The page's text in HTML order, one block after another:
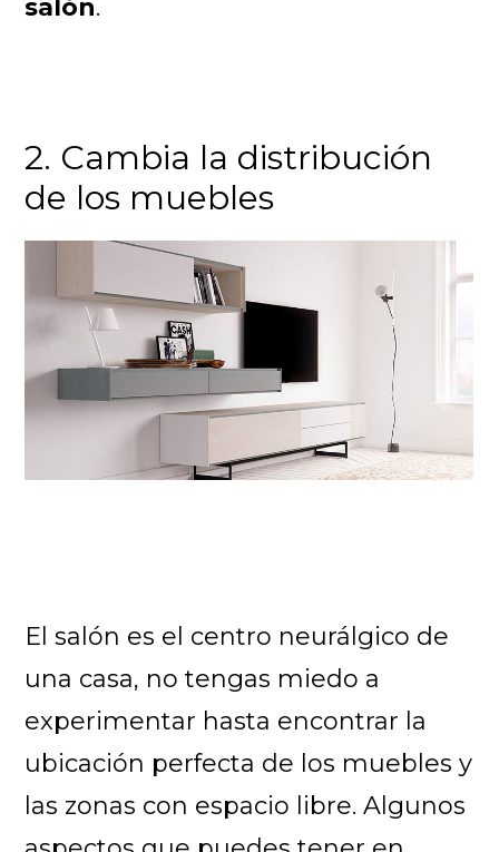
salón.
2. Cambia la distribución
de los muebles
El salón es el centro neurálgico de
una casa, no tengas miedo a
experimentar hasta encontrar la
ubicación perfecta de los muebles y
las zonas con espacio libre. Algunos